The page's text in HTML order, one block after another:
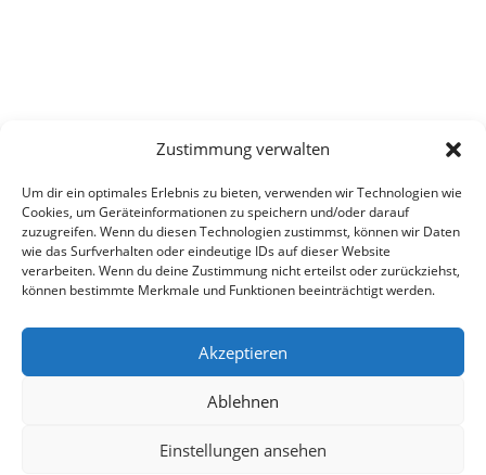
Zustimmung verwalten
Um dir ein optimales Erlebnis zu bieten, verwenden wir Technologien wie
Cookies, um Geräteinformationen zu speichern und/oder darauf
zuzugreifen. Wenn du diesen Technologien zustimmst, können wir Daten
wie das Surfverhalten oder eindeutige IDs auf dieser Website
verarbeiten. Wenn du deine Zustimmung nicht erteilst oder zurückziehst,
können bestimmte Merkmale und Funktionen beeinträchtigt werden.
Akzeptieren
Ablehnen
Einstellungen ansehen